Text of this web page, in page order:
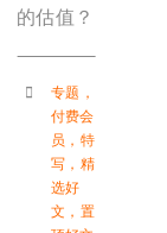
的估值？
专题 ，
付费会
员 ， 特
写 ， 精
选好
文 ， 置